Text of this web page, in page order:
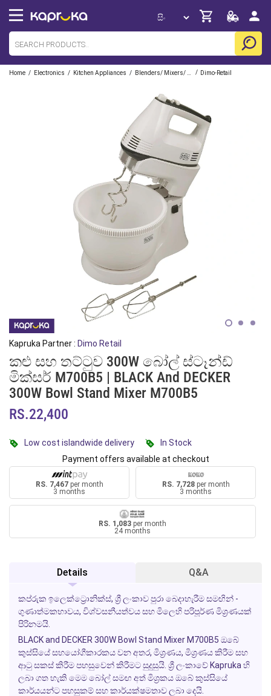
Home / Electronics / Kitchen Appliances / / Dimo-Retail
Kapruka Partner : Dimo Retail
කළු සහ තට්ටුව 300W බෝල් ස්ටෑන්ඩ්
මික්සර් M700B5 | BLACK And DECKER
300W Bowl Stand Mixer M700B5
RS.22,400
Low cost islandwide delivery
In Stock
Payment offers available at checkout
RS. 7,467per month
3 months
RS. 7,728per month
3 months
RS. 1,083 per month
24 months
Details Q&A
කප්රුක ඉලෙක්ට්‍රොනික්ස්, ශ්‍රී ලංකාව පුරා බෙදාහැරීම සමඟින් -
ගුණාත්මකභාවය, විශ්වසනීයත්වය සහ මිලෙහි පරිපූර්ණ මිශ්‍රණයක්
පිරිනමයි.
BLACK and DECKER 300W Bowl Stand Mixer M700B5 ඔබේ
කුස්සියේ සහයෝගීකාරකය වන අතර, මිශ්‍රණය, මිශ්‍රණය කිරීම සහ
ආටු සකස් කිරීම පහසුවෙන් කිරීමට සුදුසුයි. ශ්‍රී ලංකාවේ Kapruka හි
ලබා ගත හැකි මෙම බෝල් සමඟ අත් මිශ්‍රකය ඔබේ කුස්සියේ
කාර්යයන්ට පහසුකම් සහ කාර්යක්ෂමතාව ලබා දෙයි.